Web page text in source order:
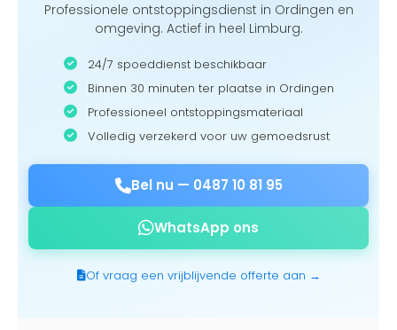
Professionele ontstoppingsdienst in Ordingen en
omgeving. Actief in heel Limburg.
24/7 spoeddienst beschikbaar
Binnen 30 minuten ter plaatse in Ordingen
Professioneel ontstoppingsmateriaal
Volledig verzekerd voor uw gemoedsrust
Bel nu — 0487 10 81 95
WhatsApp ons
Of vraag een vrijblijvende offerte aan →